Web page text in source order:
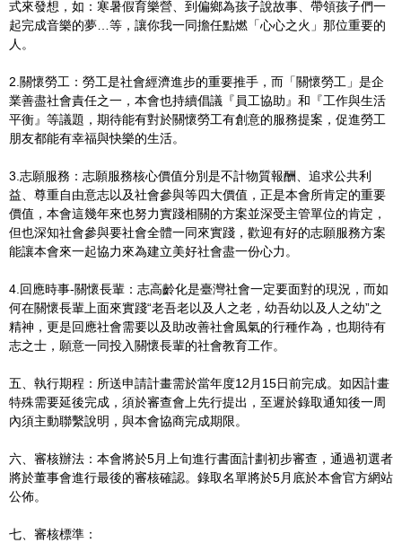
式來發想，如：寒暑假育樂營、到偏鄉為孩子說故事、帶領孩子們一
起完成音樂的夢…等，讓你我一同擔任點燃「心心之火」那位重要的
人。
2.關懷勞工：勞工是社會經濟進步的重要推手，而「關懷勞工」是企
業善盡社會責任之一，本會也持續倡議『員工協助』和『工作與生活
平衡』等議題，期待能有對於關懷勞工有創意的服務提案，促進勞工
朋友都能有幸福與快樂的生活。
3.志願服務：志願服務核心價值分別是不計物質報酬、追求公共利
益、尊重自由意志以及社會參與等四大價值，正是本會所肯定的重要
價值，本會這幾年來也努力實踐相關的方案並深受主管單位的肯定，
但也深知社會參與要社會全體一同來實踐，歡迎有好的志願服務方案
能讓本會來一起協力來為建立美好社會盡一份心力。
4.回應時事-關懷長輩：志高齡化是臺灣社會一定要面對的現況，而如
何在關懷長輩上面來實踐“老吾老以及人之老，幼吾幼以及人之幼”之
精神，更是回應社會需要以及助改善社會風氣的行種作為，也期待有
志之士，願意一同投入關懷長輩的社會教育工作。
五、執行期程：所送申請計畫需於當年度12月15日前完成。如因計畫
特殊需要延後完成，須於審查會上先行提出，至遲於錄取通知後一周
內須主動聯繫說明，與本會協商完成期限。
六、審核辦法：本會將於5月上旬進行書面計劃初步審查，通過初選者
將於董事會進行最後的審核確認。錄取名單將於5月底於本會官方網站
公佈。
七、審核標準：